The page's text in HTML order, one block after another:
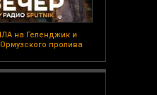
на Геленджик и
пролива